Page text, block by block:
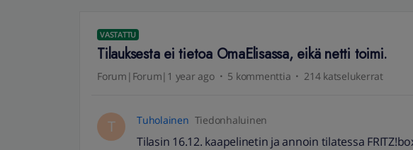
VASTATTU
Tilauksesta ei tietoa OmaElisassa, eikä netti toimi.
Forum|Forum|1 year ago 5 kommenttia 214 katselukerrat
T Tuholainen Tiedonhaluinen
Tilasin 16.12. kaapelinetin ja annoin tilatessa